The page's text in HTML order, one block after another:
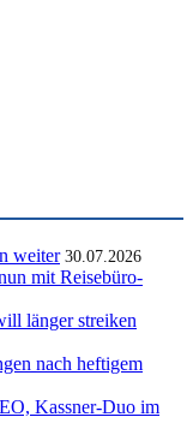
weiter 30.07.2026
mit Reisebüro-
länger streiken
nach heftigem
Kassner-Duo im